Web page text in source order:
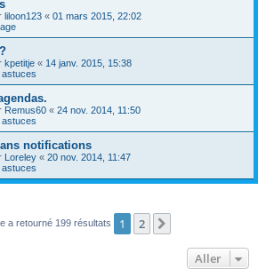
liloon123 « 01 mars 2015, 22:02
kpetitje « 14 janv. 2015, 15:38
Remus60 « 24 nov. 2014, 11:50
notifications
Loreley « 20 nov. 2014, 11:47
a retourné 199 résultats 1 2
Aller